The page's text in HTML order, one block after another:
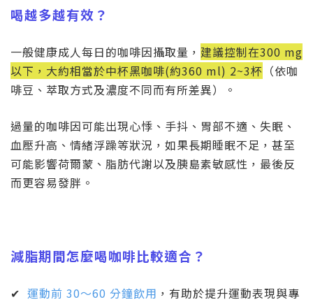
喝越多越有效？
一般健康成人每日的咖啡因攝取量， 建議控制在300 mg
以下，大約相當於中杯黑咖啡(約360 ml) 2~3杯 （依咖
啡豆、萃取方式及濃度不同而有所差異）。
過量的咖啡因可能出現心悸、手抖、胃部不適、失眠、
血壓升高、情緒浮躁等狀況，如果長期睡眠不足，甚至
可能影響荷爾蒙、脂肪代謝以及胰島素敏感性，最後反
而更容易發胖。
減脂期間怎麼喝咖啡比較適合？
✔ 運動前 30～60 分鐘飲用 ，有助於提升運動表現與專